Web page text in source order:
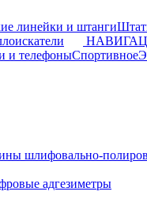
линейки и штанги
и телефоныСпортивное
шлифовально-
адгезиметры